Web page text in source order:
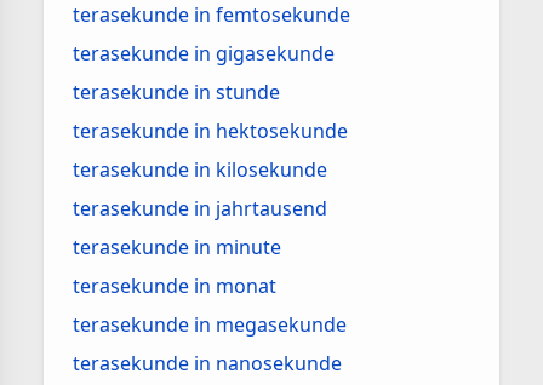
terasekunde in femtosekunde
terasekunde in gigasekunde
terasekunde in stunde
terasekunde in hektosekunde
terasekunde in kilosekunde
terasekunde in jahrtausend
terasekunde in minute
terasekunde in monat
terasekunde in megasekunde
terasekunde in nanosekunde